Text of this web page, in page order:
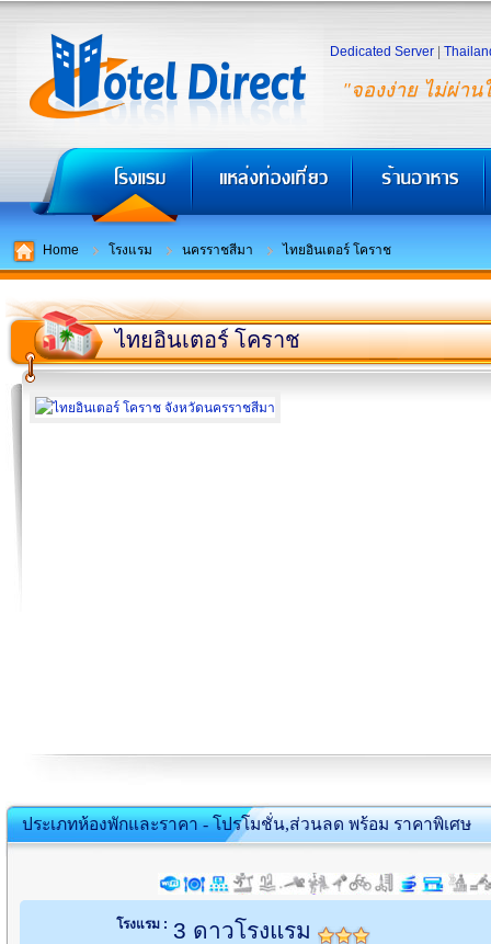
"จองง่าย ไม่ผ่าน
Dedicated Server
Home โรงแรม นครราชสีมา ไทยอินเตอร์ โคราช
ไทยอินเตอร์ โคราช
ประเภทห้องพักและราคา - โปรโมชั่น,ส่วนลด พร้อม ราคาพิเศษ
โรงแรม : 3 ดาวโรงแรม